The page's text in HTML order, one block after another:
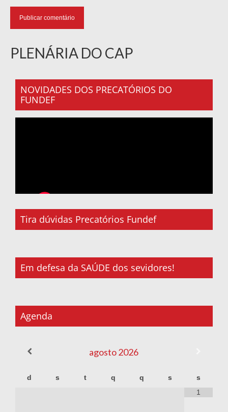
PLENÁRIA DO CAP
NOVIDADES DOS PRECATÓRIOS DO
FUNDEF
Tira dúvidas Precatórios Fundef
Em defesa da SAÚDE dos sevidores!
Agenda
agosto2026
d s t q q s
s
1